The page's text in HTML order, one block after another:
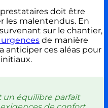
doit être
les malentendus. En
sur le chantier,
de manière
anticiper ces aléas pour
un équilibre parfait